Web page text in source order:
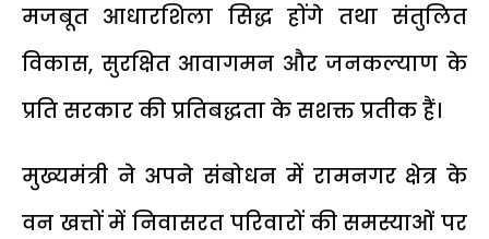
मजबूत आधारशिला सिद्ध होंगे तथा संतुलित
विकास, सुरक्षित आवागमन और जनकल्याण के
प्रति सरकार की प्रतिबद्धता के सशक्त प्रतीक हैं।
मुख्यमंत्री ने अपने संबोधन में रामनगर क्षेत्र के
वन खत्तों में निवासरत परिवारों की समस्याओं पर